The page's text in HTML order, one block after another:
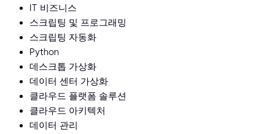
IT 비즈니스
스크립팅 및 프로그래밍
스크립팅 자동화
Python
데스크톱 가상화
데이터 센터 가상화
클라우드 플랫폼 솔루션
클라우드 아키텍처
데이터 관리